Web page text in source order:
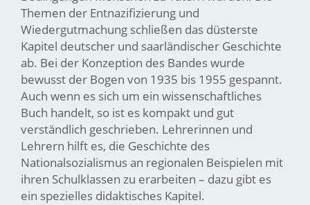
Themen der Entnazifizierung und
Wiedergutmachung schließen das düsterste
Kapitel deutscher und saarländischer Geschichte
ab. Bei der Konzeption des Bandes wurde
bewusst der Bogen von 1935 bis 1955 gespannt.
Auch wenn es sich um ein wissenschaftliches
Buch handelt, so ist es kompakt und gut
verständlich geschrieben. Lehrerinnen und
Lehrern hilft es, die Geschichte des
Nationalsozialismus an regionalen Beispielen mit
ihren Schulklassen zu erarbeiten – dazu gibt es
ein spezielles didaktisches Kapitel.